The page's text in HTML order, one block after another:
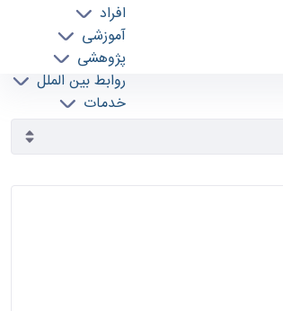
افراد
آموزشی
پژوهشی
روابط بین الملل
خدمات